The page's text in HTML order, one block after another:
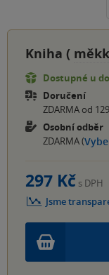
Kniha (
Dostupné u
Doručení
ZDARMA od
Osobní odběr
ZDARMA (
297 Kč s DPH
Jsme